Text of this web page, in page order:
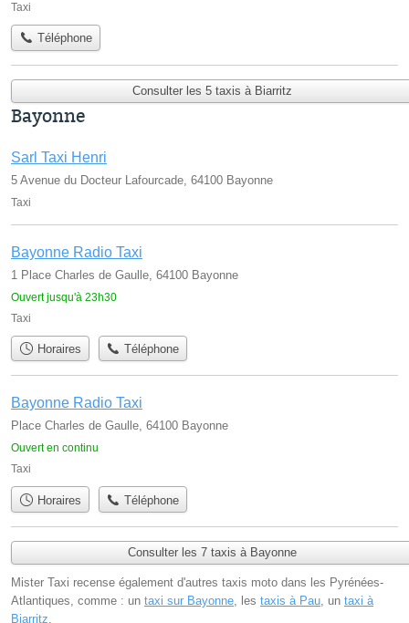
Taxi
Téléphone
Consulter les 5 taxis à Biarritz
Bayonne
Sarl Taxi Henri
5 Avenue du Docteur Lafourcade, 64100 Bayonne
Taxi
Bayonne Radio Taxi
1 Place Charles de Gaulle, 64100 Bayonne
Ouvert jusqu'à 23h30
Taxi
Horaires Téléphone
Bayonne Radio Taxi
Place Charles de Gaulle, 64100 Bayonne
Ouvert en continu
Taxi
Horaires Téléphone
Consulter les 7 taxis à Bayonne
Mister Taxi recense également d'autres taxis moto dans les Pyrénées-
Atlantiques, comme : un taxi sur Bayonne, les taxis à Pau, un taxi à
Biarritz.